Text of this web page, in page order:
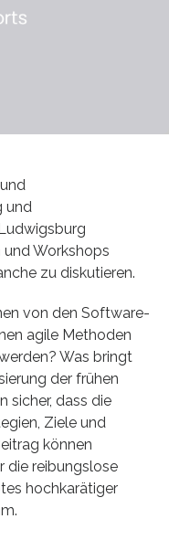
und
Workshops
zu diskutieren.
von den Software-
agile Methoden
Was bringt
der frühen
sicher, dass die
Ziele und
können
die reibungslose
hochkarätiger